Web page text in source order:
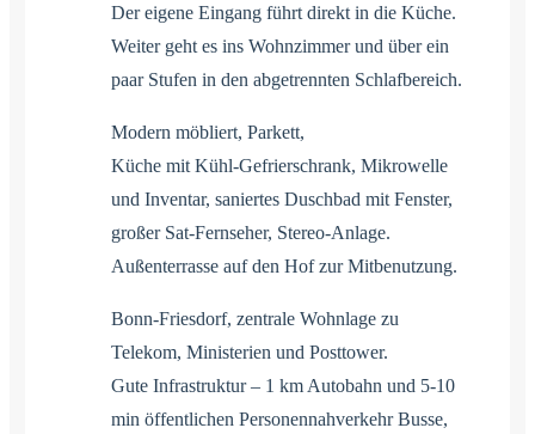
Der eigene Eingang führt direkt in die Küche.
Weiter geht es ins Wohnzimmer und über ein
paar Stufen in den abgetrennten Schlafbereich.
Modern möbliert, Parkett,
Küche mit Kühl-Gefrierschrank, Mikrowelle
und Inventar, saniertes Duschbad mit Fenster,
großer Sat-Fernseher, Stereo-Anlage.
Außenterrasse auf den Hof zur Mitbenutzung.
Bonn-Friesdorf, zentrale Wohnlage zu
Telekom, Ministerien und Posttower.
Gute Infrastruktur – 1 km Autobahn und 5-10
min öffentlichen Personennahverkehr Busse,